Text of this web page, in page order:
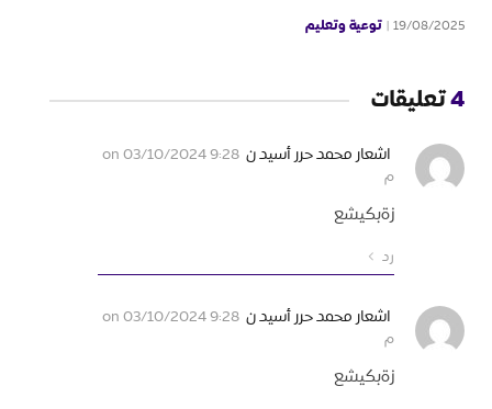
19/08/2025 توعية وتعليم
4تعليقات
اشعار محمد حرر أسيد ن 03/10/2024 9:28
م
زةبكيشع
رد
اشعار محمد حرر أسيد ن 03/10/2024 9:28
م
زةبكيشع